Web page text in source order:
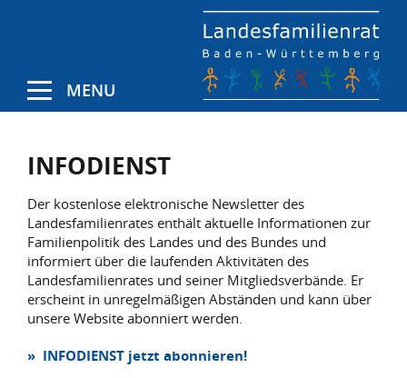
MENU
INFODIENST
Der kostenlose elektronische Newsletter des
Landesfamilienrates enthält aktuelle Informationen zur
Familienpolitik des Landes und des Bundes und
informiert über die laufenden Aktivitäten des
Landesfamilienrates und seiner Mitgliedsverbände. Er
erscheint in unregelmäßigen Abständen und kann über
unsere Website abonniert werden.
» INFODIENST jetzt abonnieren!